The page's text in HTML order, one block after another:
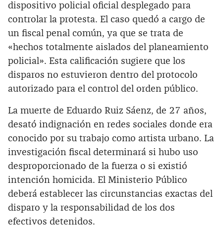
dispositivo policial oficial desplegado para
controlar la protesta. El caso quedó a cargo de
un fiscal penal común, ya que se trata de
«hechos totalmente aislados del planeamiento
policial». Esta calificación sugiere que los
disparos no estuvieron dentro del protocolo
autorizado para el control del orden público.
La muerte de Eduardo Ruiz Sáenz, de 27 años,
desató indignación en redes sociales donde era
conocido por su trabajo como artista urbano. La
investigación fiscal determinará si hubo uso
desproporcionado de la fuerza o si existió
intención homicida. El Ministerio Público
deberá establecer las circunstancias exactas del
disparo y la responsabilidad de los dos
efectivos detenidos.